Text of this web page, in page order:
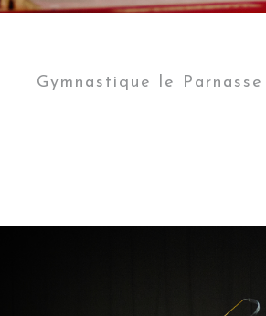
Gymnastique le Parnasse